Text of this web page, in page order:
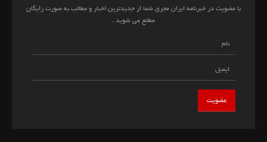
با عضویت در خبرنامه ایران مجری شما از جدیدترین اخبار و مطالب به صورت رایگان
مطلع می شوید .